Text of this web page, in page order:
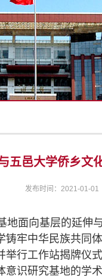
五邑大学侨乡文
发布时间：2021-01-01
面向基层的延伸
铸牢中华民族共同
行工作站揭牌仪
识研究基地的学